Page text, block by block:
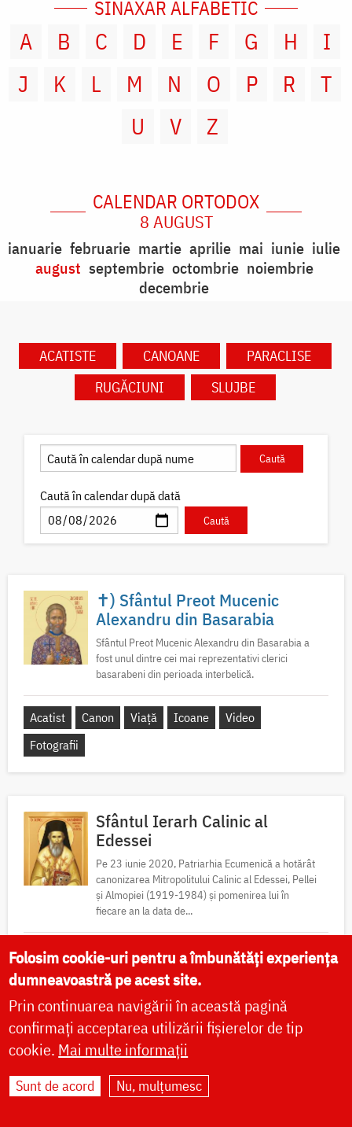
SINAXAR ALFABETIC
A B C D E F G H
I
J
K L M N O P R
T
U
V Z
CALENDAR ORTODOX
8 AUGUST
ianuarie februarie martie aprilie mai iunie iulie
august septembrie octombrie noiembrie
decembrie
ACATISTE CANOANE
PARACLISE
RUGĂCIUNI
SLUJBE
Caută în calendar după dată
✝) Sfântul Preot Mucenic
Alexandru din Basarabia
Sfântul Preot Mucenic Alexandru din Basarabia a
fost unul dintre cei mai reprezentativi clerici
basarabeni din perioada interbelică.
Acatist Canon Viață Icoane
Video
Fotografii
Sfântul Ierarh Calinic al
Edessei
Pe 23 iunie 2020, Patriarhia Ecumenică a hotărât
canonizarea Mitropolitului Calinic al Edessei, Pellei
și Almopiei (1919-1984) și pomenirea lui în
fiecare an la data de...
Acatist Paraclis Viață
Icoane
Locuri de pelerinaj
Fotografii
Sfântul Ierarh Emilian
Mărturisitorul, Episcopul
Cizicului
Folosim cookie-uri pentru a îmbunătăți experiența
dumneavoastră pe acest site.
Prin continuarea navigării în această pagină
confirmați acceptarea utilizării fișierelor de tip
cookie. Mai multe informații
Sunt de acord Nu, mulțumesc